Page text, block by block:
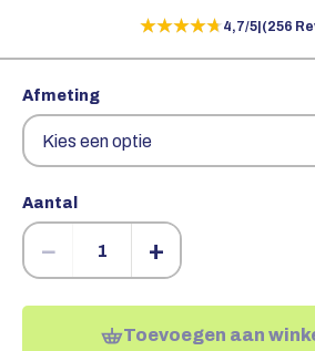
★★★★★
★★★★★4,7/5 (256
Afmeting
Aantal
− +
Toevoegen aan